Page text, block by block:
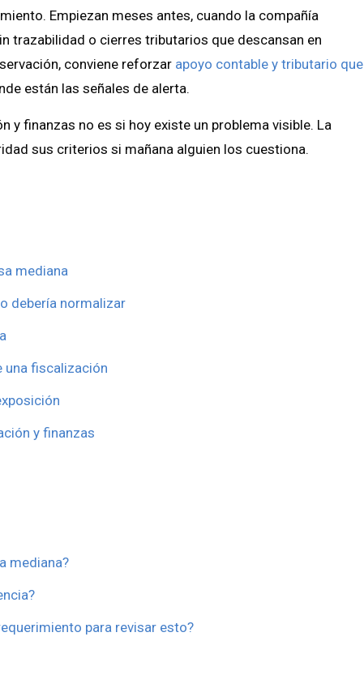
Empiezan meses antes, cuando la compañía
trazabilidad o cierres tributarios que descansan en
conviene reforzar apoyo contable y tributario que
están las señales de alerta.
y finanzas no es si hoy existe un problema visible. La
sus criterios si mañana alguien los cuestiona.
mediana
debería normalizar
una fiscalización
y finanzas
mediana?
para revisar esto?